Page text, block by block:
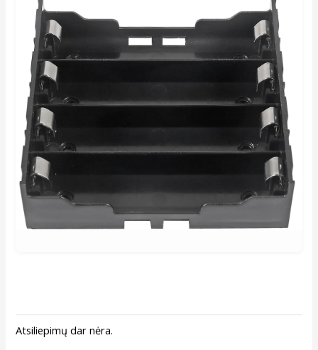
Atsiliepimų dar nėra.